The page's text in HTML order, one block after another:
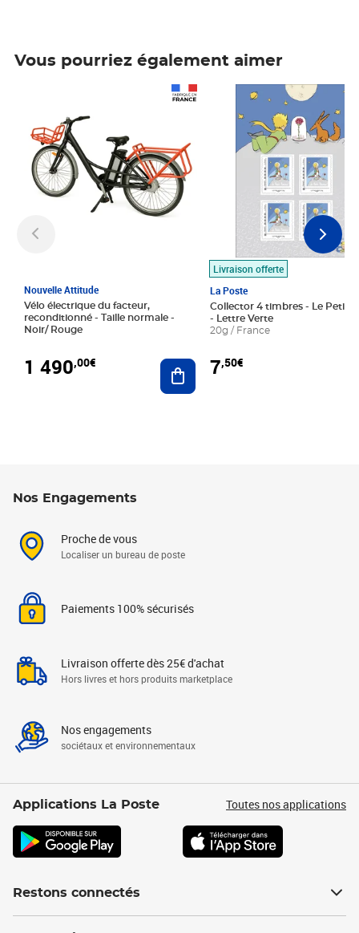
Vous pourriez également aimer
Nouvelle Attitude
Vélo électrique du facteur,
reconditionné - Taille normale -
Noir/ Rouge
1 490,00€ Ajouter au panier
Livraison offerte
La Poste
Collector 4 timbres - Le Petit
- Lettre Verte
20g / France
7,50€
Prix 7,50€
Nos Engagements
Proche de vous
Localiser un bureau de poste
Paiements 100% sécurisés
Livraison offerte dès 25€ d'achat
Hors livres et hors produits marketplace
Nos engagements
sociétaux et environnementaux
Applications La Poste Toutes nos applications
Restons connectés